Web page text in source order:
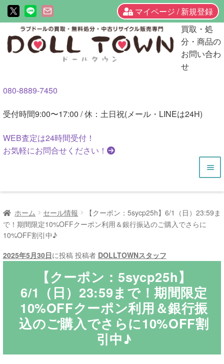
マイページ / 新規登録
ビ
ゲ
ョ
へ
キ
ッ
ン
テ
へ
キ
プ
買取・処
分・商品の
お問い合わ
せ
080-8889-7450
受付時間9:00〜17:00 / 休：土日祝(メール・LINEは24H)
WEB査定は24時間受付！
お気軽にお問合せください！
HOME
商品一覧
ラブドール買取・処分
メ
ニ
ュ
ー
展
無料引き取り
よくあるご質問
お問い合わせ
ホーム セール情報
【クーポン：5sycp25h】6/1（日）23:59ま
で！期間限定10%OFFクーポン利用＆銀行振込のご購入でさらに
10%OFF割引中♪
2025年5月30日に投稿 投稿者 DOLLTOWNスタッフ
【クーポン：5sycp25h】
6/1（日）23:59まで！期間限定
10%OFFクーポン利用＆銀行振
込のご購入でさらに10%OFF割
引中♪